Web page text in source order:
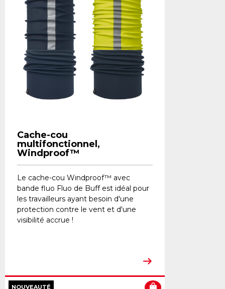
Cache-cou
multifonctionnel,
Windproof™
Le cache-cou Windproof™ avec
bande fluo Fluo de Buff est idéal pour
les travailleurs ayant besoin d'une
protection contre le vent et d'une
visibilité accrue !
NOUVEAUTÉ